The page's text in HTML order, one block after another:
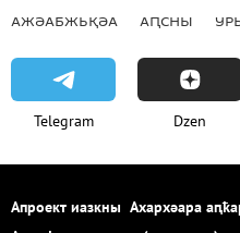
АЖӘАБЖЬҚӘА АԤСНЫ
Telegram Dzen
Апроект иазкны Ахархәара